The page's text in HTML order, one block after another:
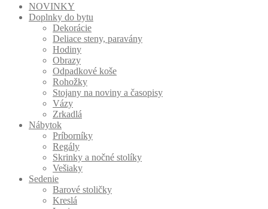
NOVINKY
Doplnky do bytu
Dekorácie
Deliace steny, paravány
Hodiny
Obrazy
Odpadkové koše
Rohožky
Stojany na noviny a časopisy
Vázy
Zrkadlá
Nábytok
Príborníky
Regály
Skrinky a nočné stolíky
Vešiaky
Sedenie
Barové stoličky
Kreslá